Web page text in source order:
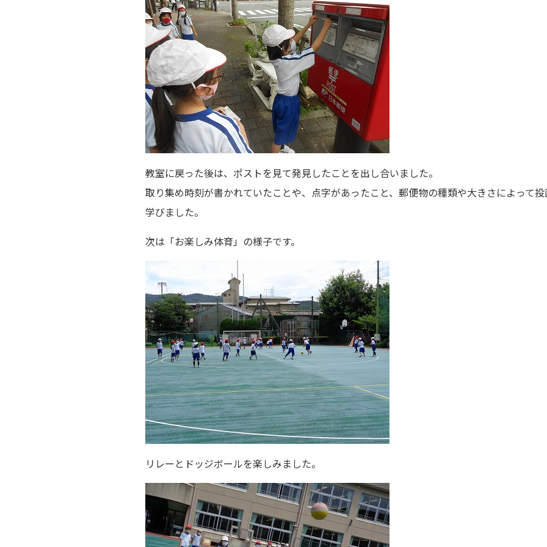
教室に戻った後は、ポストを見て発見したことを出し合いました。
取り集め時刻が書かれていたことや、点字があったこと、郵便物の種類や大きさによって
学びました。
次は「お楽しみ体育」の様子です。
リレーとドッジボールを楽しみました。